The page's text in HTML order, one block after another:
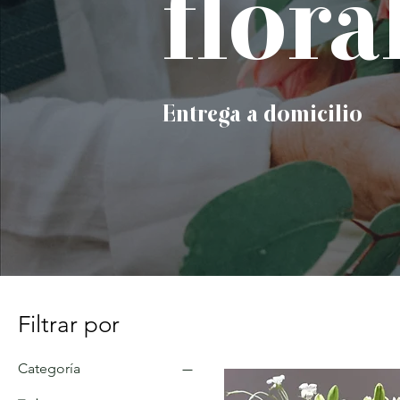
Entrega a domicilio
Filtrar por
Categoría